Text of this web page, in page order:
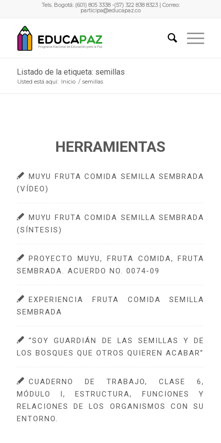
Tels. Bogotá: (601) 805 3338 -(57) 322 838 8323 | Correo:
participa@educapaz.co
Listado de la etiqueta: semillas
Usted está aquí: Inicio / semillas
HERRAMIENTAS
MUYU FRUTA COMIDA SEMILLA SEMBRADA
(VÍDEO)
MUYU FRUTA COMIDA SEMILLA SEMBRADA
(SÍNTESIS)
PROYECTO MUYU, FRUTA COMIDA, FRUTA
SEMBRADA. ACUERDO NO. 0074-09
EXPERIENCIA FRUTA COMIDA SEMILLA
SEMBRADA
“SOY GUARDIÁN DE LAS SEMILLAS Y DE
LOS BOSQUES QUE OTROS QUIEREN ACABAR”
CUADERNO DE TRABAJO, CLASE 6,
MÓDULO I, ESTRUCTURA, FUNCIONES Y
RELACIONES DE LOS ORGANISMOS CON SU
ENTORNO.